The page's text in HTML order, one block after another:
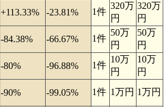
+113.33% -23.81% 1件
320万
円
320万
円
-84.38% -66.67% 1件
50万
円
50万
円
-80% -96.88% 1件
10万
円
10万
円
-90% -99.05% 1件 1万円 1万円